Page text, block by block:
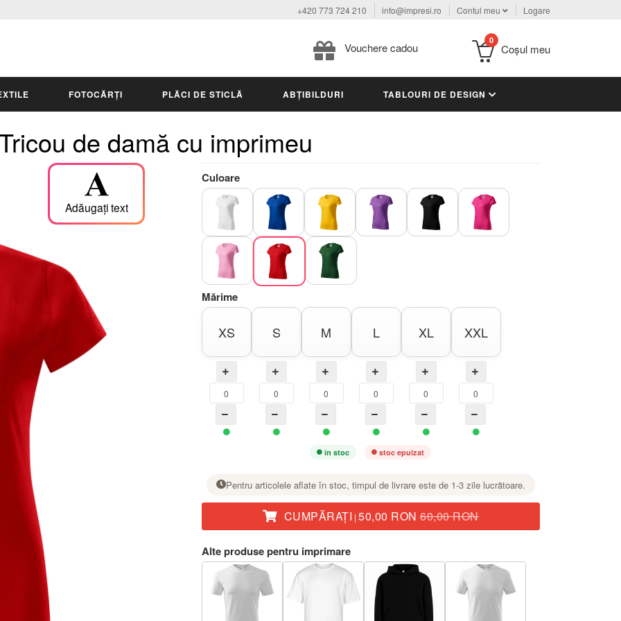
+420 773 724 210 info@impresi.ro Contul meu Logare
Vouchere cadou
0
Coşul meu
FOTOCĂRȚI PLĂCI DE STICLĂ ABȚIBILDURI TABLOURI DE DESIGN
de damă cu imprimeu
Adăugați text
Culoare
Mărime
XS S M L XL XXL
în stoc stoc epuizat
Pentru articolele aflate în stoc, timpul de livrare este de 1-3 zile lucrătoare.
CUMPĂRAŢI |50,00 RON60,00 RON
Alte produse pentru imprimare